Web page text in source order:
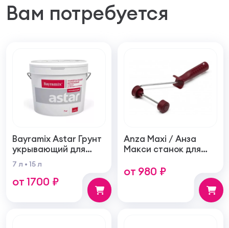
Вам потребуется
Bayramix Astar Грунт
укрывающий для
выравнивания цвета
универсальный
7 л • 15 л
от 1700 ₽
Anza Maxi / Анза
Макси станок для
от 980 ₽